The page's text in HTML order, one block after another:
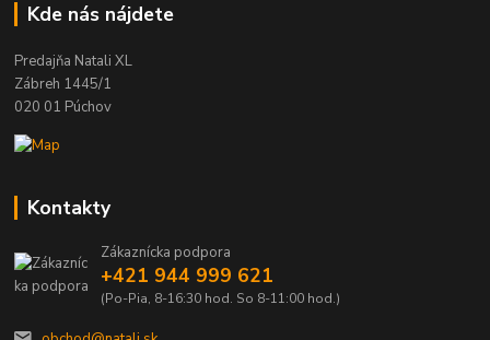
Kde nás nájdete
Predajňa Natali XL
Zábreh 1445/1
020 01 Púchov
Kontakty
Zákaznícka podpora
+421 944 999 621
(Po-Pia, 8-16:30 hod. So 8-11:00 hod.)